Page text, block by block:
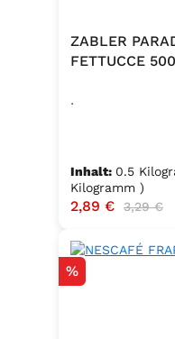
ZABLER
FETTUCCE
.
Inhalt: 0.5
Kilogramm )
Verkaufspreis:
2,89 € Regulärer
3,29 €
Rabatt
%